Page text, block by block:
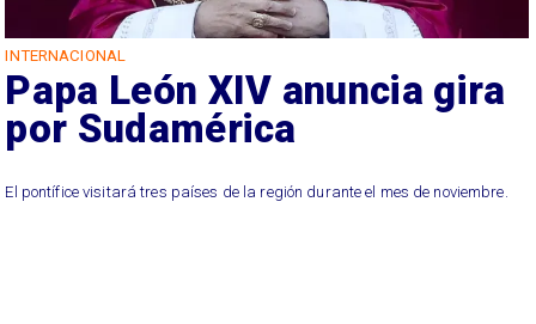
INTERNACIONAL
Papa León XIV anuncia gira
por Sudamérica
El pontífice visitará tres países de la región durante el mes de noviembre.